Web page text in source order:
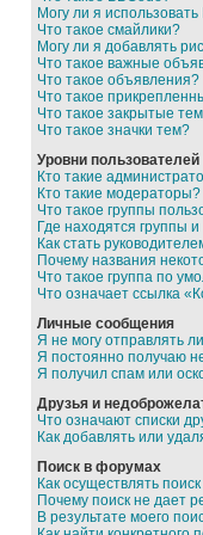
Могу ли я использовать
Что такое смайлики?
Могу ли я добавлять
Что такое важные
Что такое объявления?
Что такое
Что такое закрытые
Что такое значки тем?
Уровни
Кто такие
Кто такие модераторы?
Что такое группы
Где находятся группы и
Как стать
Почему названия
Что такое группа по
Что означает ссылка
Личные сообщения
Я не могу отправлять
Я постоянно получаю
Я получил спам или
Друзья и
Что означают списки
Как добавлять или
Поиск в форумах
Как осуществлять
Почему поиск не дает
В результате моего